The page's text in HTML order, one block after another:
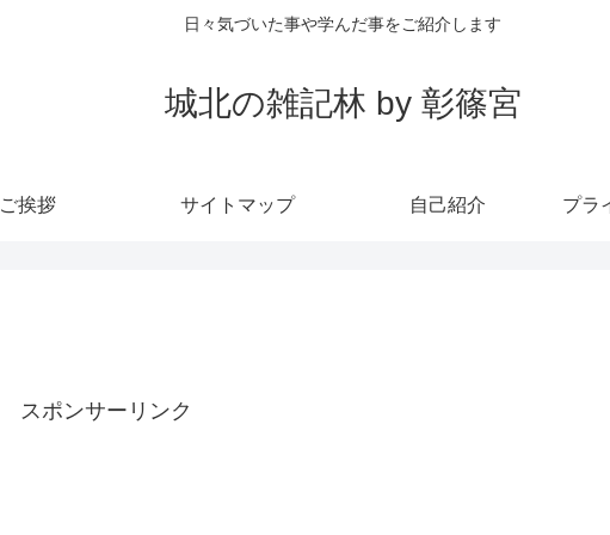
日々気づいた事や学んだ事をご紹介します
城北の雑記林 by 彰篠宮
ご挨拶 サイトマップ 自己紹介 プラ
スポンサーリンク